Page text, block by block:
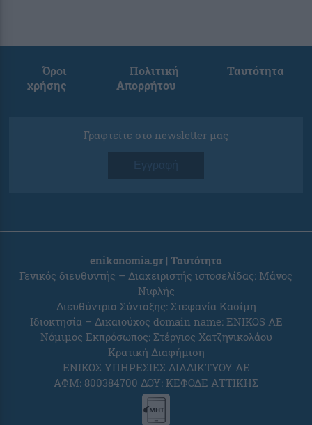
Όροι
χρήσης
Πολιτική
Απορρήτου
Ταυτότητα
Γραφτείτε στο newsletter μας
Εγγραφή
enikonomia.gr | Ταυτότητα
Γενικός διευθυντής – Διαχειριστής ιστοσελίδας: Μάνος
Νιφλής
Διευθύντρια Σύνταξης: Στεφανία Κασίμη
Ιδιοκτησία – Δικαιούχος domain name: ENIKOS AE
Νόμιμος Εκπρόσωπος: Στέργιος Χατζηνικολάου
Κρατική Διαφήμιση
ΕΝΙΚΟΣ ΥΠΗΡΕΣΙΕΣ ΔΙΑΔΙΚΤΥΟΥ ΑΕ
ΑΦΜ: 800384700 ΔΟΥ: ΚΕΦΟΔΕ ΑΤΤΙΚΗΣ